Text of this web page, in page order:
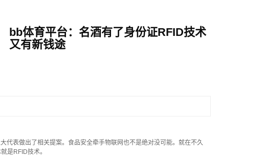
bb体育平台：名酒有了身份证RFID技术
又有新钱途
表做出了相关提案。食品安全牵手物联网也不是绝对没可能。就在不久
是RFID技术。